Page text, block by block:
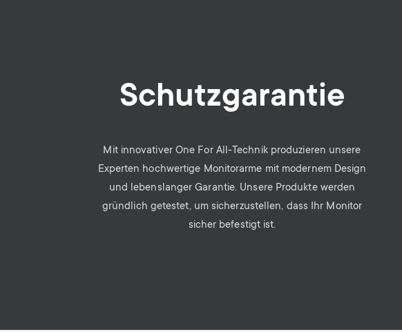
Schutzgarantie
Mit innovativer One For All-Technik produzieren unsere
Experten hochwertige Monitorarme mit modernem Design
und lebenslanger Garantie. Unsere Produkte werden
gründlich getestet, um sicherzustellen, dass Ihr Monitor
sicher befestigt ist.